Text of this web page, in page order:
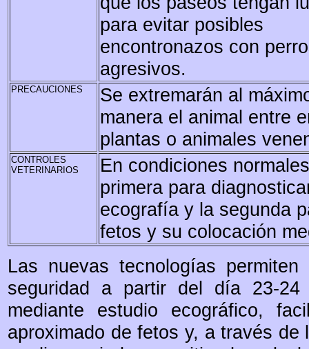
para evitar posibles
encontronazos con
agresivos.
PRECAUCIONES
Se extremarán al
manera el animal entre
plantas o animales
CONTROLES
VETERINARIOS
En condiciones
primera para
ecografía y la segunda
fetos y su colocación
Las nuevas tecnologías
seguridad a partir del día 23-
mediante estudio ecográfico,
aproximado de fetos y, a través